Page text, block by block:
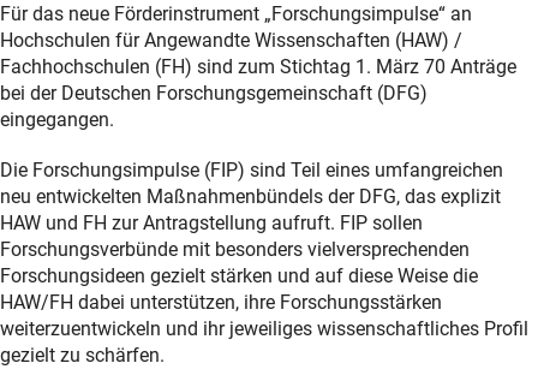
Für das neue Förderinstrument „Forschungsimpulse“ an
Hochschulen für Angewandte Wissenschaften (HAW) /
Fachhochschulen (FH) sind zum Stichtag 1. März 70 Anträge
bei der Deutschen Forschungsgemeinschaft (DFG)
eingegangen.
Die Forschungsimpulse (FIP) sind Teil eines umfangreichen
neu entwickelten Maßnahmenbündels der DFG, das explizit
HAW und FH zur Antragstellung aufruft. FIP sollen
Forschungsverbünde mit besonders vielversprechenden
Forschungsideen gezielt stärken und auf diese Weise die
HAW/FH dabei unterstützen, ihre Forschungsstärken
weiterzuentwickeln und ihr jeweiliges wissenschaftliches Profil
gezielt zu schärfen.